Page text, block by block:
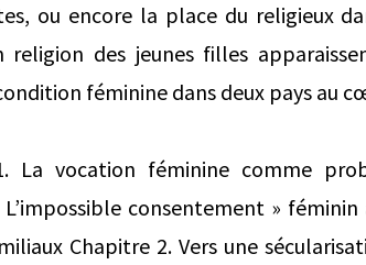
ou encore la place du religieux
religion des jeunes ﬁlles
féminine dans deux pays au
La vocation féminine comme
consentement »
Chapitre 2. Vers une